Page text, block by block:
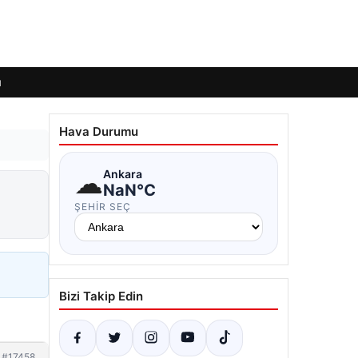
Hava Durumu
☁Ankara
NaN°C
ŞEHIR SEÇ
Bizi Takip Edin